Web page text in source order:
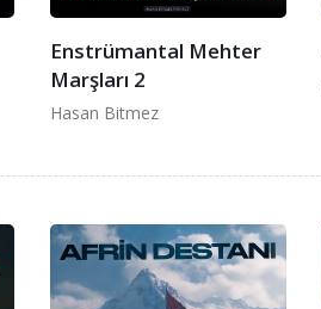
Enstrümantal Mehter
Marşları 2
Hasan Bitmez